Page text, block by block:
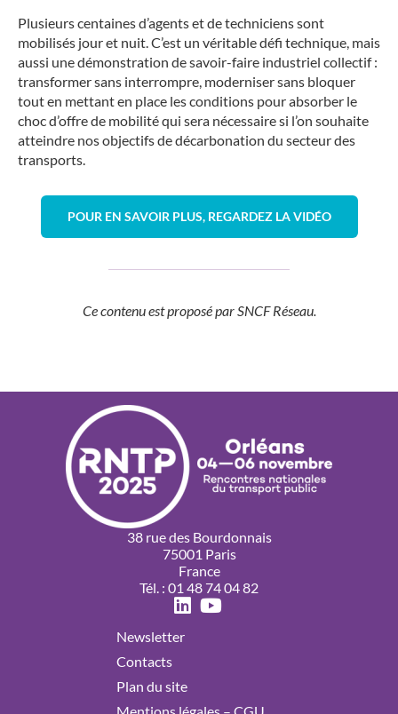
Plusieurs centaines d’agents et de techniciens sont
mobilisés jour et nuit. C’est un véritable défi technique, mais
aussi une démonstration de savoir-faire industriel collectif :
transformer sans interrompre, moderniser sans bloquer
tout en mettant en place les conditions pour absorber le
choc d’offre de mobilité qui sera nécessaire si l’on souhaite
atteindre nos objectifs de décarbonation du secteur des
transports.
POUR EN SAVOIR PLUS, REGARDEZ LA VIDÉO
Ce contenu est proposé par SNCF Réseau.
38 rue des Bourdonnais
75001 Paris
France
Tél. : 01 48 74 04 82
Newsletter
Contacts
Plan du site